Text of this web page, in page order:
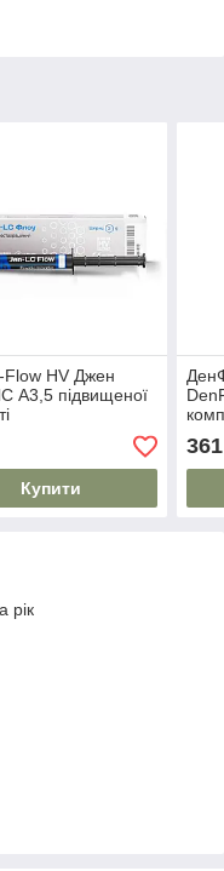
Flow HV Джен
А3,5 підвищеної
Купити
361
рік